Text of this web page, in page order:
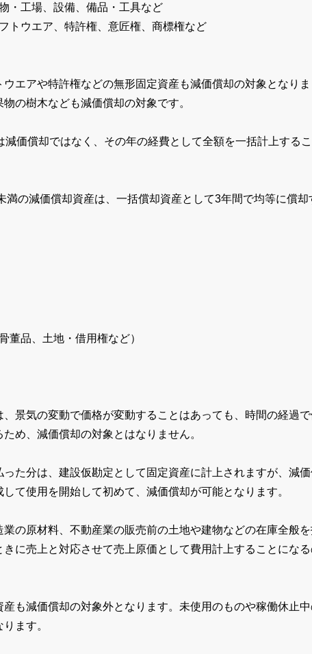
・工場、設備、備品・工具など
トウエア、特許権、意匠権、商標権など
エアや特許権などの無形固定資産も減価償却の対象となりま
の樹木なども減価償却の対象です。
価償却ではなく、その年の経費として全額を一括計上するこ
満の減価償却資産は、一括償却資産として3年間で均等に償却
董品、土地・借用権など）
景気の変動で価格が変動することはあっても、時間の経過で
め、減価償却の対象とはなりません。
た分は、建設仮勘定として固定資産に計上されますが、減
て使用を開始して初めて、減価償却が可能となります。
の原材料、不動産業の販売前の土地や建物などの在庫全般
に売上と対応させて売上原価として費用計上することにな
も減価償却の対象外となります。未使用のものや稼働休止
ます。